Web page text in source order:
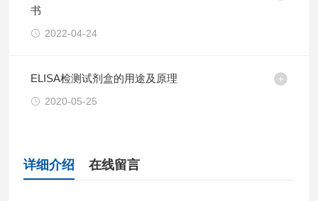
书
2022-04-24
ELISA检测试剂盒的用途及原理
2020-05-25
详细介绍 在线留言